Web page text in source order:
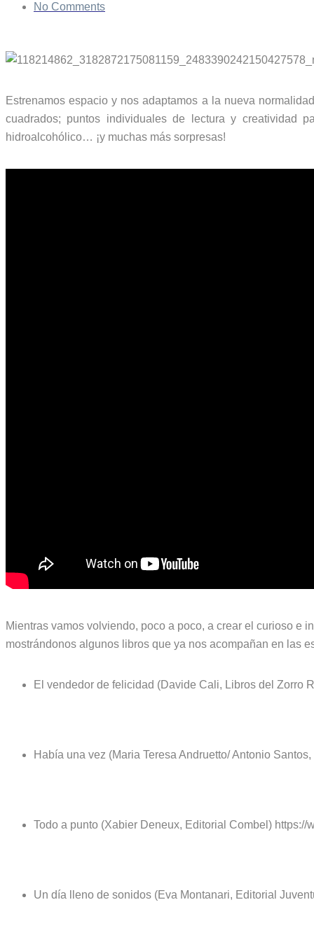
No Comments
Estrenamos espacio y nos adaptamos a la nueva
cuadrados; puntos individuales de lectura y creatividad
hidroalcohólico… ¡y muchas más sorpresas!
Mientras vamos volviendo, poco a poco, a crear el curioso e
mostrándonos algunos libros que ya nos acompañan en las
El vendedor de felicidad (Davide Cali, Libros del Zorro
Había una vez (Maria Teresa Andruetto/ Antonio
Todo a punto (Xabier Deneux, Editorial Combel)
Un día lleno de sonidos (Eva Montanari, Editorial